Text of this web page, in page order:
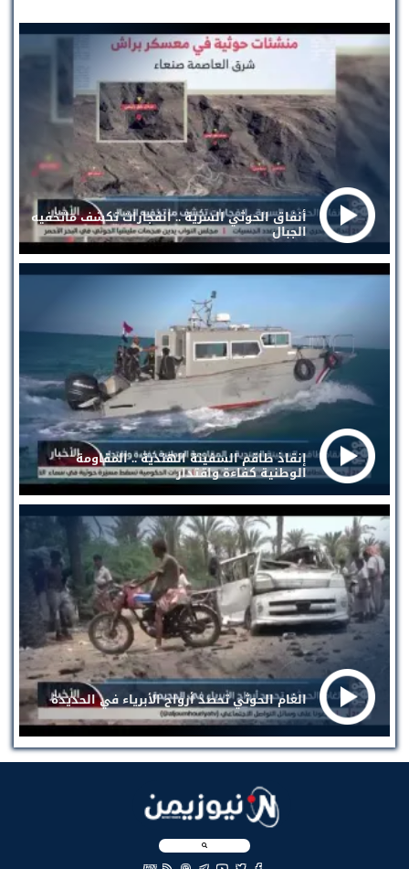
أنفاق الحوثي السرية .. انفجارات تكشف ماتخفيه
الجبال
إنقاذ طاقم السفينة الهندية .. المقاومة
الوطنية كفاءة واقتدار
الغام الحوثي تحصد أرواح الأبرياء في الحديدة